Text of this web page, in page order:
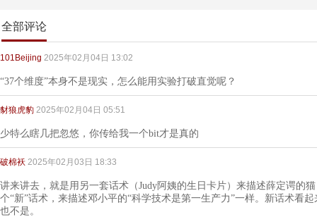
全部评论
101Beijing 2025年02月04日 13:02
“37个维度”本身不是现实，怎么能用实验打破直觉呢？
豺狼虎豹 2025年02月04日 05:51
少特么瞎几把忽悠，你传给我一个bit才是真的
破棉袄 2025年02月03日 18:33
讲来讲去，就是用另一套话术（Judy阿姨的生日卡片）来描述薛定谔的
个“新”话术，来描述邓小平的“科学技术是第一生产力”一样。新话术看
也不是。